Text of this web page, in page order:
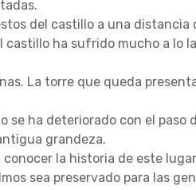
del castillo a una
ha sufrido mucho a lo
La torre que queda
se ha deteriorado con el
grandeza.
la historia de este
sea preservado para las